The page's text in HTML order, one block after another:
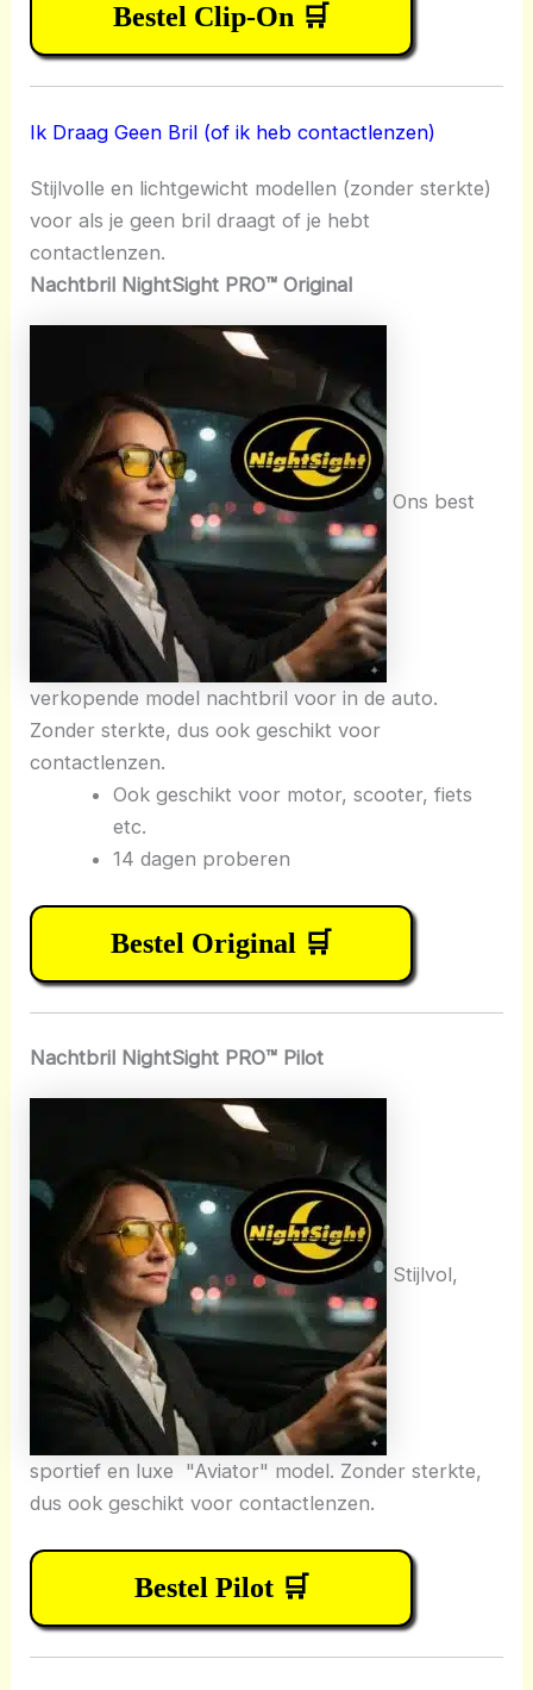
Bestel Clip-On 🛒
Ik Draag Geen Bril (of ik heb contactlenzen)
Stijlvolle en lichtgewicht modellen (zonder sterkte)
voor als je geen bril draagt of je hebt
contactlenzen.
Nachtbril NightSight PRO™ Original
Ons best
verkopende model nachtbril voor in de auto.
Zonder sterkte, dus ook geschikt voor
contactlenzen.
Ook geschikt voor motor, scooter, fiets
etc.
14 dagen proberen
Bestel Original 🛒
Nachtbril NightSight PRO™ Pilot
Stijlvol,
sportief en luxe "Aviator" model. Zonder sterkte,
dus ook geschikt voor contactlenzen.
Bestel Pilot 🛒